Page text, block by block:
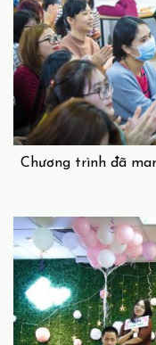
Chương trình đã